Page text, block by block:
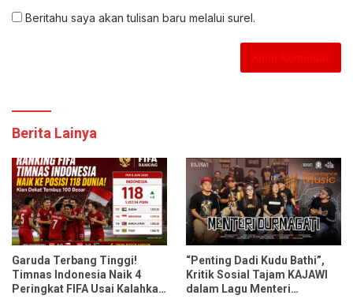
Beritahu saya akan tulisan baru melalui surel.
Berita Lainya
Garuda Terbang Tinggi!
Timnas Indonesia Naik 4
Peringkat FIFA Usai Kalahkan
“Penting Dadi Kudu Bathi”,
Kritik Sosial Tajam KAJAWI
dalam Lagu Menteri